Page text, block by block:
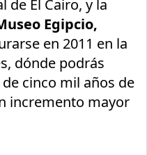
El Cairo, y la
Egipcio,
en 2011 en la
dónde podrás
cinco mil años de
incremento mayor